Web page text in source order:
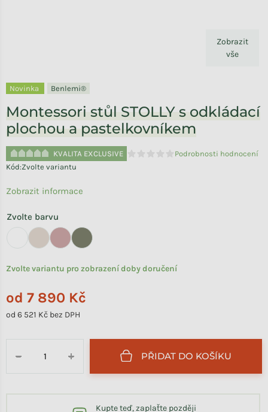
Zobrazit
vše
Novinka Benlemi®
Montessori stůl STOLLY s odkládací
plochou a pastelkovníkem
KVALITA EXCLUSIVE
Průměrné hodnocení produktu
Podrobnosti hodnocení
Kód:Zvolte variantu
od 7 890 Kč
od 6 521 Kč bez DPH
Zvolte variantu pro zobrazení doby doručení
Zvolte barvu
+
− PŘIDAT DO KOŠÍKU
Kupte teď, zaplaťte později
Zobrazit informace